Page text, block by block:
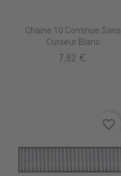
Chaine 10 Continue Sans
Curseur Blanc
7,82 €
favorite_border